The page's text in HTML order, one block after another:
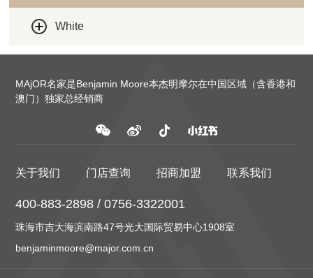
White
MAjOR名家是Benjamin Moore本杰明摩尔在中国区域（含香港和
澳门）独家总经销商
关于我们 门店查询 招商加盟 联系我们
400-883-2898 / 0756-3322001
珠海市吉大海滨南路47号光大国际贸易中心1908室
benjaminmoore@major.com.cn